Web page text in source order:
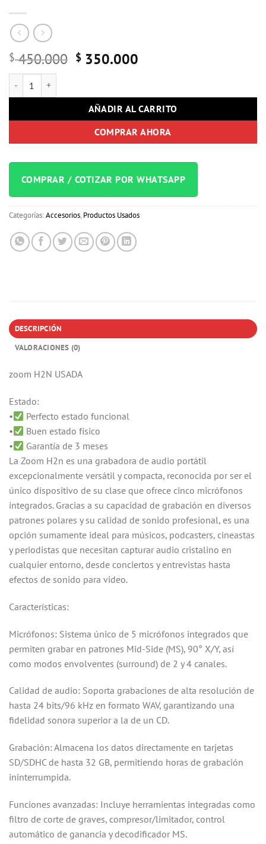
$450.000 Original
$ 450.000.
$ 350.000
$ 350.000.
zoom H2N USADA cantidad
AÑADIR AL CARRITO
COMPRAR AHORA
COMPRAR / COTIZAR POR WHATSAPP
Categorías:Accesorios, Productos Usados
DESCRIPCIÓN
VALORACIONES (0)
zoom H2N USADA
Estado:
•
Perfecto estado funcional
•
Buen estado físico
•
Garantía de 3 meses
La Zoom H2n es una grabadora de audio portátil
excepcionalmente versátil y compacta, reconocida por ser el
único dispositivo de su clase que ofrece cinco micrófonos
integrados. Gracias a su capacidad de grabación en diversos
patrones polares y su calidad de sonido profesional, es una
opción sumamente ideal para músicos, podcasters, cineastas
y periodistas que necesitan capturar audio cristalino en
cualquier entorno, desde conciertos y entrevistas hasta
efectos de sonido para video.
Características:
Micrófonos: Sistema único de 5 micrófonos integrados que
permiten grabar en patrones Mid-Side (MS), 90° X/Y, así
como modos envolventes (surround) de 2 y 4 canales.
Calidad de audio: Soporta grabaciones de alta resolución de
hasta 24 bits/96 kHz en formato WAV, garantizando una
fidelidad sonora superior a la de un CD.
Grabación: Almacena los datos directamente en tarjetas
SD/SDHC de hasta 32 GB, permitiendo horas de grabación
ininterrumpida.
Funciones avanzadas: Incluye herramientas integradas como
filtro de corte de graves, compresor/limitador, control
automático de ganancia y decodificador MS.